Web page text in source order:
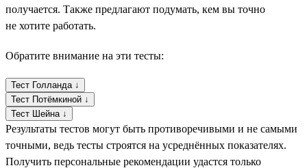
получается. Также предлагают подумать, кем вы точно
не хотите работать.
Обратите внимание на эти тесты:
Тест Голланда ↓
Тест Потёмкиной ↓
Тест Шейна ↓
Результаты тестов могут быть противоречивыми и не самыми
точными, ведь тесты строятся на усреднённых показателях.
Получить персональные рекомендации удастся только